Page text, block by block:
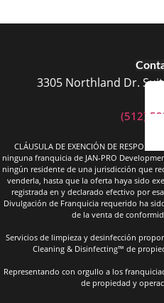
3305 Northland Dr.
(512)
CLÁUSULA DE EXENCIÓN DE
ninguna franquicia de JAN-PRO
ningún residente de una jurisdicción que
venderla, hasta que la oferta haya sido
registrada en y declarado efectivo por
Divulgación de Franquicia requerido ha
de la venta de
Servicios de limpieza y desinfección
Cleaning & Disinfecting™ de
Representando con orgullo a los
de propiedad y